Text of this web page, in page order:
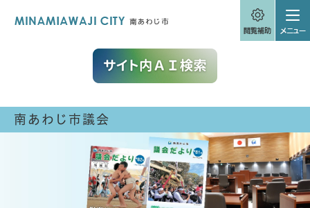
南あわじ市議会